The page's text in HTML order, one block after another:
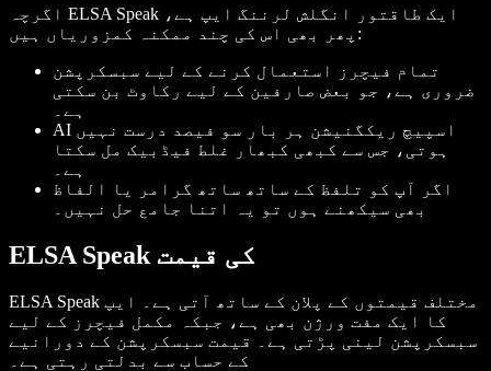
اگرچہ ELSA Speak ایک طاقتور انگلش لرننگ ایپ ہے،
پھر بھی اس کی چند ممکنہ کمزوریاں ہیں:
تمام فیچرز استعمال کرنے کے لیے سبسکرپشن
ضروری ہے، جو بعض صارفین کے لیے رکاوٹ بن سکتی
ہے۔
AI اسپیچ ریکگنیشن ہر بار سو فیصد درست نہیں
ہوتی، جس سے کبھی کبھار غلط فیڈبیک مل سکتا
ہے۔
اگر آپ کو تلفظ کے ساتھ ساتھ گرامر یا الفاظ
بھی سیکھنے ہوں تو یہ اتنا جامع حل نہیں۔
ELSA Speak کی قیمت
ELSA Speak مختلف قیمتوں کے پلان کے ساتھ آتی ہے۔ ایپ
کا ایک مفت ورژن بھی ہے، جبکہ مکمل فیچرز کے لیے
سبسکرپشن لینی پڑتی ہے۔ قیمت سبسکرپشن کے دورانیے
کے حساب سے بدلتی رہتی ہے۔